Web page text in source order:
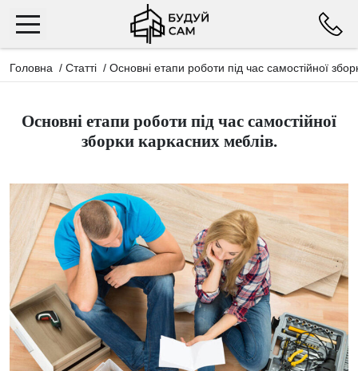
Головна / Статті / Основні етапи роботи під час самостійної
Основні етапи роботи під час самостійної
зборки каркасних меблів.